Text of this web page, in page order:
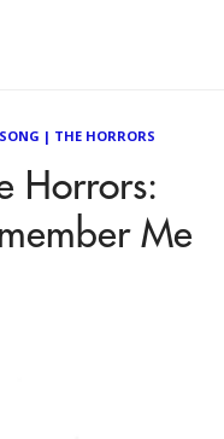
| THE HORRORS
Horrors:
Me